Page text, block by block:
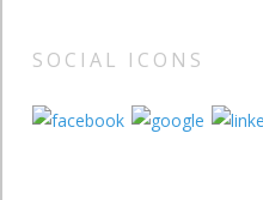
SOCIAL ICONS